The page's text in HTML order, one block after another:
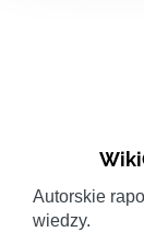
Autorskie
wiedzy.